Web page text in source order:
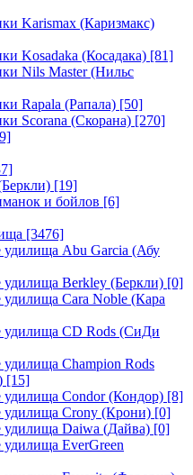
Karismax (Каризмакс)
Kosadaka (Косадака) [81]
Nils Master (Нильс
Rapala (Рапала) [50]
Scorana (Скорана) [270]
[19]
и бойлов [6]
[3476]
Abu Garcia (Абу
Berkley (Беркли) [0]
Cara Noble (Кара
CD Rods (СиДи
Champion Rods
[15]
Condor (Кондор) [8]
Crony (Крони) [0]
Daiwa (Дайва) [0]
EverGreen